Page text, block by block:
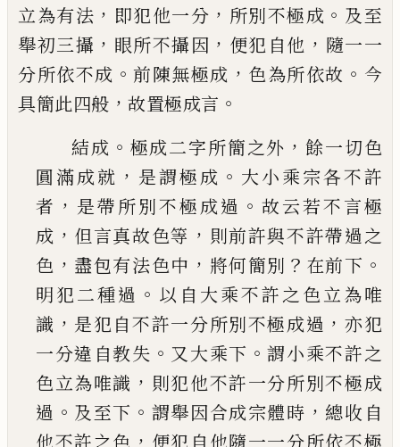
立為有法 ， 即犯他一分 ， 所別不極成 。 及至
舉初三攝 ， 眼所不攝因 ， 便犯自他 ， 隨一一
分所依不成 。前陳無極成 ， 色為所依故 。 今
具簡此四般 ， 故置極成言 。
結成 。 極成二字所簡之外 ，餘一切色
圓滿成就 ， 是謂極成 。 大小乘宗各不許
者 ， 是帶所別不極成過 。 故云若不言極
成 ， 但言真故色等 ， 則前許與不許帶過之
色 ， 盡包有法色中 ， 將何簡別 ？ 在前下 。
明犯二種過 。 以自大乘不許之色立為唯
識 ， 是犯自不許一分所別不極成過 ， 亦犯
一分違自教失 。 又大乘下 。謂小乘不許之
色立為唯識 ， 則犯他不許一分所別不極成
過 。 及至下 。 謂舉因合成宗體時 ， 總收自
他不許之色 ， 便犯自他隨一一分所依不極